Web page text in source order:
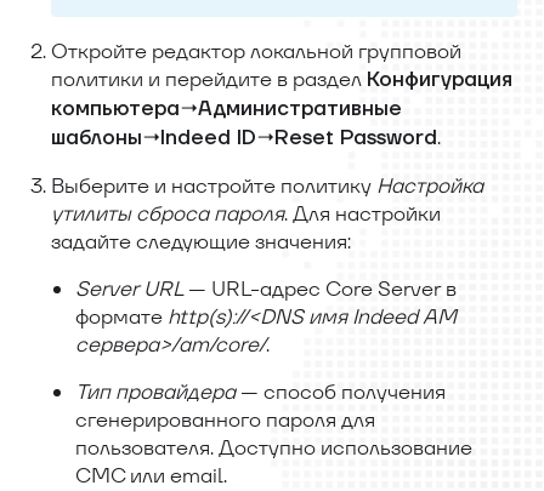
Откройте редактор локальной групповой
политики и перейдите в раздел Конфигурация
компьютера→Административные
шаблоны→Indeed ID→Reset Password.
Выберите и настройте политику Настройка
утилиты сброса пароля. Для настройки
задайте следующие значения:
Server URL— URL-адрес Core Server в
формате http(s)://<DNS имя Indeed AM
сервера>/am/core/.
Тип провайдера— способ получения
сгенерированного пароля для
пользователя. Доступно использование
СМС или email.